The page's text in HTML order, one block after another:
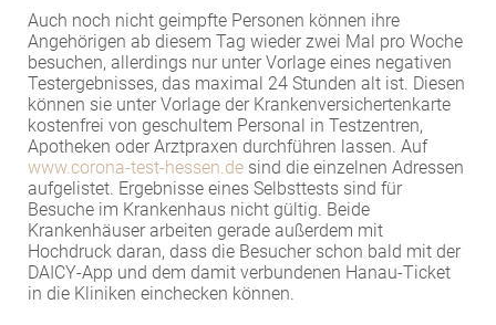
Auch noch nicht geimpfte Personen können ihre
Angehörigen ab diesem Tag wieder zwei Mal pro Woche
besuchen, allerdings nur unter Vorlage eines negativen
Testergebnisses, das maximal 24 Stunden alt ist. Diesen
können sie unter Vorlage der Krankenversichertenkarte
kostenfrei von geschultem Personal in Testzentren,
Apotheken oder Arztpraxen durchführen lassen. Auf
www.corona-test-hessen.de sind die einzelnen Adressen
aufgelistet. Ergebnisse eines Selbsttests sind für
Besuche im Krankenhaus nicht gültig. Beide
Krankenhäuser arbeiten gerade außerdem mit
Hochdruck daran, dass die Besucher schon bald mit der
DAICY-App und dem damit verbundenen Hanau-Ticket
in die Kliniken einchecken können.
Plattformen anzeigen zu können, werden von
diesen externen Medien Cookies gesetzt.
YouTube
Vimeo